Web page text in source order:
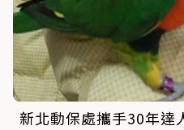
新北動保處攜手30年達